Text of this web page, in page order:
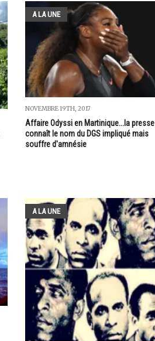
A LA UNE
NOVEMBRE 19TH, 2017
Affaire Odyssi en Martinique...la presse
connaît le nom du DGS impliqué mais
souffre d'amnésie
A LA UNE